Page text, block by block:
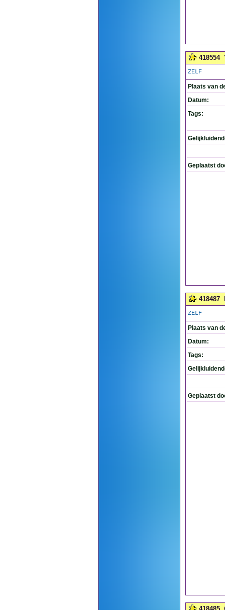
418554
ZELF
Plaats van
Datum:
Tags:
Geplaatst
418487
ZELF
Plaats van
Datum:
Tags:
Geplaatst